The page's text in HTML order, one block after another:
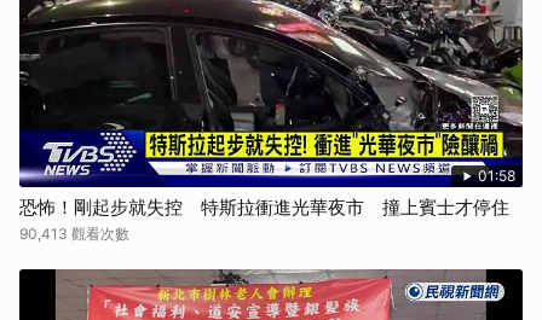
01:58
恐怖！剛起步就失控 特斯拉衝進光華夜市 撞上賓士才停住
90,413 觀看次數